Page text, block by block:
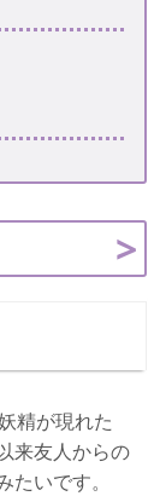
精が現れた
来友人からの
いです。